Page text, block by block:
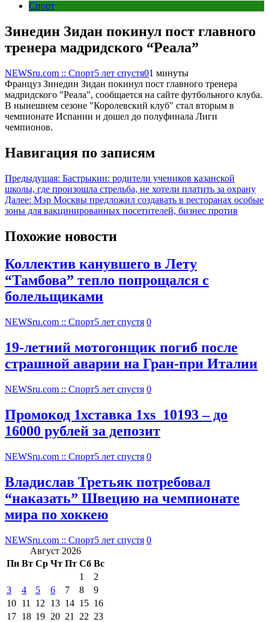
Спорт
Зинедин Зидан покинул пост главного
тренера мадридского “Реала”
NEWSru.com :: Спорт5 лет спустя01 минуты
Француз Зинедин Зидан покинул пост главного тренера
мадридского "Реала", сообщается на сайте футбольного клуба.
В нынешнем сезоне "Королевский клуб" стал вторым в
чемпионате Испании и дошел до полуфинала Лиги
чемпионов.
Навигация по записям
Предыдущая: Бастрыкин: родители учеников казанской
школы, где произошла стрельба, не хотели платить за охрану
Далее: Мэр Москвы предложил создавать в ресторанах особые
зоны для вакцинированных посетителей, бизнес против
Похожие новости
Коллектив канувшего в Лету
“Тамбова” тепло попрощался с
болельщиками
NEWSru.com :: Спорт5 лет спустя 0
19-летний мотогонщик погиб после
страшной аварии на Гран-при Италии
NEWSru.com :: Спорт5 лет спустя 0
Промокод 1хставка 1xs_10193 – до
16000 рублей за депозит
NEWSru.com :: Спорт5 лет спустя 0
Владислав Третьяк потребовал
“наказать” Швецию на чемпионате
мира по хоккею
NEWSru.com :: Спорт5 лет спустя 0
Август 2026
Пн Вт Ср Чт Пт Сб Вс
1
2
3
4 5 6 7 8
9
10 11 12 13 14 15 16
17 18 19 20 21 22 23